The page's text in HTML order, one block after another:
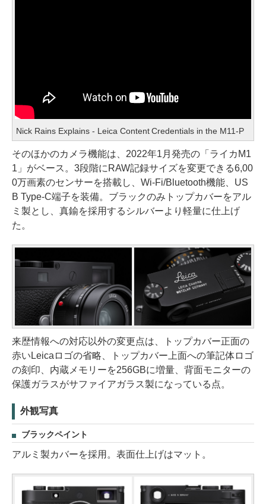
Nick Rains Explains - Leica Content Credentials in the M11-P
そのほかのカメラ機能は、2022年1月発売の「ライカM1
1」がベース。3段階にRAW記録サイズを変更できる6,00
0万画素のセンサーを搭載し、Wi-Fi/Bluetooth機能、US
B Type-C端子を装備。ブラックのみトップカバーをアル
ミ製とし、真鍮を採用するシルバーより軽量に仕上げ
た。
来歴情報への対応以外の変更点は、トップカバー正面の
赤いLeicaロゴの省略、トップカバー上面への筆記体ロゴ
の刻印、内蔵メモリーを256GBに増量、背面モニターの
保護ガラスがサファイアガラス製になっている点。
外観写真
ブラックペイント
アルミ製カバーを採用。表面仕上げはマット。